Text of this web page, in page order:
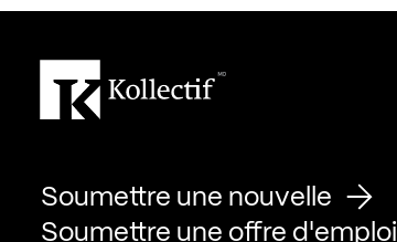
Soumettre une nouvelle
Soumettre une offre d'emploi